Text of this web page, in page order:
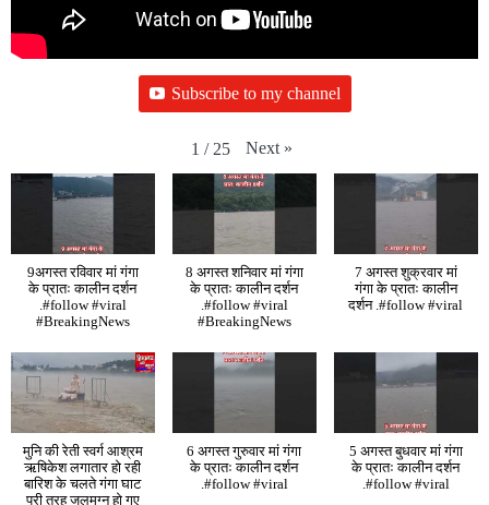
Subscribe to my channel
1 / 25 Next »
9अगस्त रविवार मां गंगा
के प्रातः कालीन दर्शन
.#follow #viral
#BreakingNews
8 अगस्त शनिवार मां गंगा
के प्रातः कालीन दर्शन
.#follow #viral
#BreakingNews
7 अगस्त शुक्रवार मां
गंगा के प्रातः कालीन
दर्शन .#follow #viral
मुनि की रेती स्वर्ग आश्रम
ऋषिकेश लगातार हो रही
बारिश के चलते गंगा घाट
पूरी तरह जलमग्न हो गए
6 अगस्त गुरुवार मां गंगा
के प्रातः कालीन दर्शन
.#follow #viral
5 अगस्त बुधवार मां गंगा
के प्रातः कालीन दर्शन
.#follow #viral